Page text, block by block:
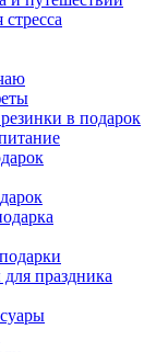
в подарок
праздника